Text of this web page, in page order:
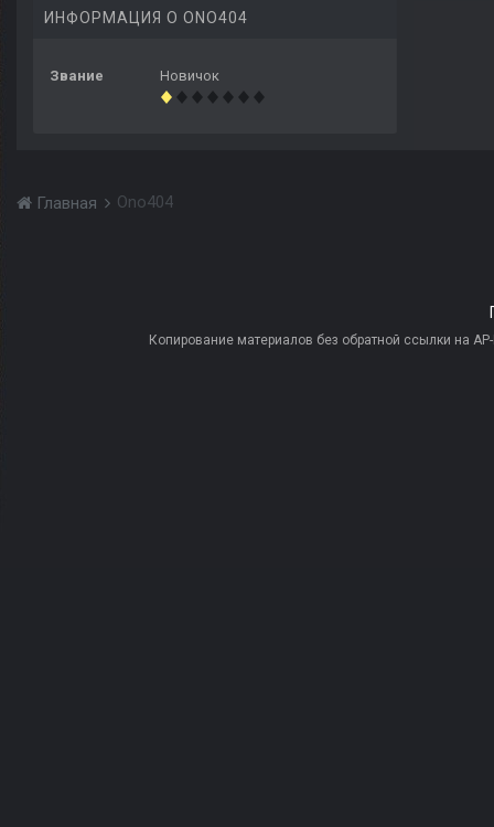
ИНФОРМАЦИЯ О ONO404
Звание Новичок
Главная Ono404
Копирование материалов без обратной ссылки на